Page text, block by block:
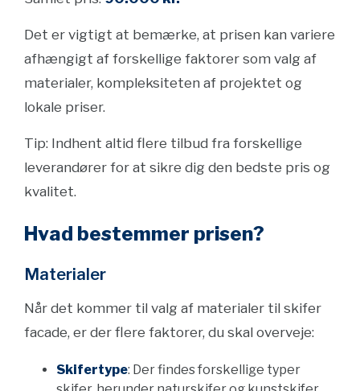
Det er vigtigt at bemærke, at prisen kan variere
afhængigt af forskellige faktorer som valg af
materialer, kompleksiteten af projektet og
lokale priser.
Tip: Indhent altid flere tilbud fra forskellige
leverandører for at sikre dig den bedste pris og
kvalitet.
Hvad bestemmer prisen?
Materialer
Når det kommer til valg af materialer til skifer
facade, er der flere faktorer, du skal overveje:
Skifertype: Der findes forskellige typer